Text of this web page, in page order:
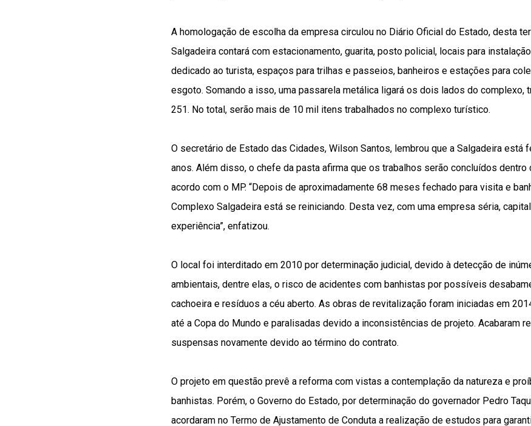
A homologação de escolha da empresa circulou no Diário Oficial do Estado, desta
Salgadeira contará com estacionamento, guarita, posto policial, locais para
dedicado ao turista, espaços para trilhas e passeios, banheiros e estações para
esgoto. Somando a isso, uma passarela metálica ligará os dois lados do complexo,
251. No total, serão mais de 10 mil itens trabalhados no complexo turístico.
O secretário de Estado das Cidades, Wilson Santos, lembrou que a Salgadeira está
anos. Além disso, o chefe da pasta afirma que os trabalhos serão concluídos
acordo com o MP. “Depois de aproximadamente 68 meses fechado para visita e
Complexo Salgadeira está se reiniciando. Desta vez, com uma empresa séria,
experiência”, enfatizou.
O local foi interditado em 2010 por determinação judicial, devido à detecção de
ambientais, dentre elas, o risco de acidentes com banhistas por possíveis
cachoeira e resíduos a céu aberto. As obras de revitalização foram iniciadas em
até a Copa do Mundo e paralisadas devido a inconsistências de projeto. Acabaram
suspensas novamente devido ao término do contrato.
O projeto em questão prevê a reforma com vistas a contemplação da natureza e
banhistas. Porém, o Governo do Estado, por determinação do governador Pedro
acordaram no Termo de Ajustamento de Conduta a realização de estudos para